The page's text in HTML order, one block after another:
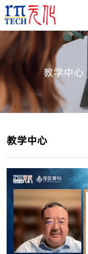
教学中心
教学中心